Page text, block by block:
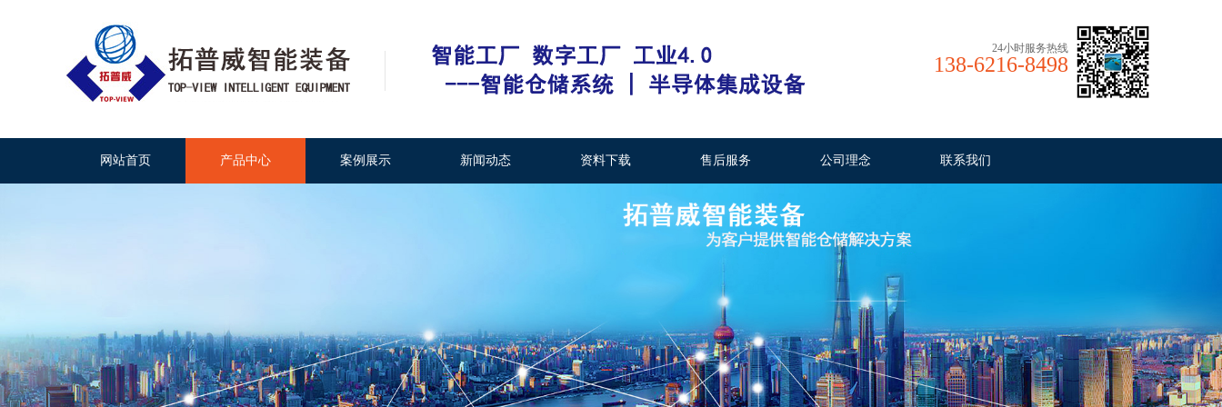
24小时服务热线
138-6216-8498
网站首页 产品中心 案例展示 新闻动态 资料下载 售后服务 公司理念 联系我们